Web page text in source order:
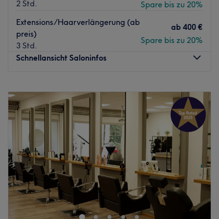
Das Team bei Happy Hair Harburg ist mit Leidenschaft
und Hingabe dabei, um Dir den perfekten Service zu
bieten. Sie lieben es, mit Balayage, Färbungen und
neuen Techniken zu experimentieren, um sicherzustellen,
Was uns an dem Salon gefällt:
Atmosphäre: Stilvoll, entspannend, zum Wohlfühlen.
Expertise: Farbveränderungen, Blondierungen,
Strähnchen, Haarverlängerungen und -verdichtungen,
Haarglättung, Make-up.
Produkte und Produktmarken: Olaplex, Goldwell, Maria
Nila.
Extras: Kostenlose Getränke, kostenloses WLAN.
Zurück zur Salonansicht
2 Std.
Spare bis zu 20%
Extensions/Haarverlängerung (ab
preis)
3 Std.
ab 400 €
Spare bis zu 20%
Schnellansicht Saloninfos
09:00
20:00
Mittwoch
09:00–20:00
Donnerstag
09:00 –20:00
Freitag
09:00– 20:00
Samstag
09:00
Sonntag
Geschlossen
Das Team von Goldene Schere in Hamburg hat sich ein
klares Ziel gesetzt: die Kunden verwöhnen und zur
individuellen Wunschfrisur zu verhelfen.